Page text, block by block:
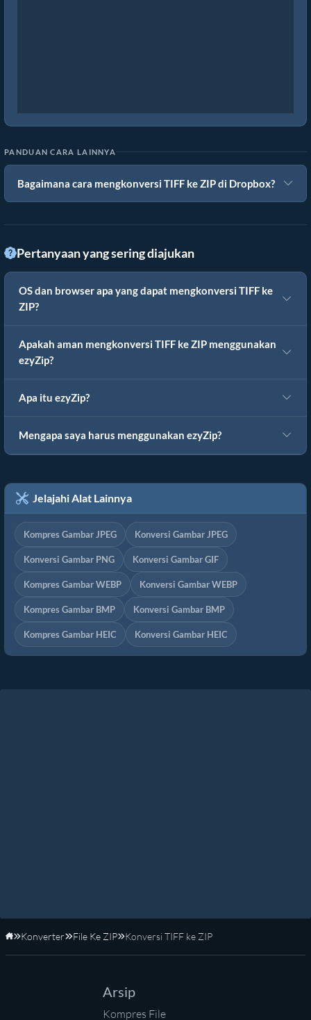
PANDUAN CARA LAINNYA
Bagaimana cara mengkonversi TIFF ke ZIP di Dropbox?
Pertanyaan yang sering diajukan
OS dan browser apa yang dapat mengkonversi TIFF ke
ZIP?
Apakah aman mengkonversi TIFF ke ZIP menggunakan
ezyZip?
Apa itu ezyZip?
Mengapa saya harus menggunakan ezyZip?
Jelajahi Alat Lainnya
Kompres Gambar JPEG Konversi Gambar JPEG
Konversi Gambar PNG Konversi Gambar GIF
Kompres Gambar WEBP Konversi Gambar WEBP
Kompres Gambar BMP Konversi Gambar BMP
Kompres Gambar HEIC Konversi Gambar HEIC
Beranda
Konverter File Ke ZIP Konversi TIFF ke ZIP
Arsip
Kompres File